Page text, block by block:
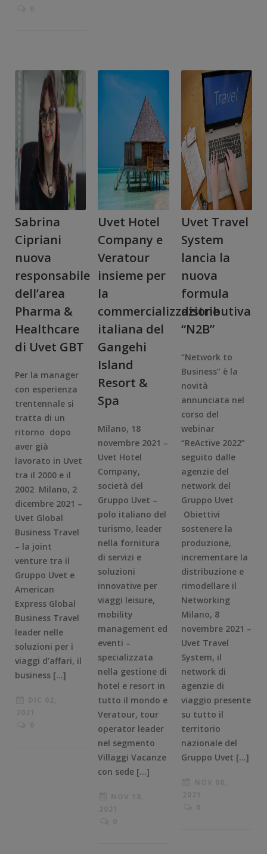
Sabrina
Cipriani
nuova
responsabile
dell’area
Pharma &
Healthcare
di Uvet GBT
Per la manager
con esperienza
trentennale si
tratta di un
ritorno dopo
aver già
lavorato in Uvet
tra il 2000 e il
2002 Milano, 2
dicembre 2021 –
Uvet Global
Business Travel
– la joint
venture tra il
Gruppo Uvet e
American
Express Global
Business Travel
leader nelle
soluzioni per i
viaggi d’affari, il
business […]
Uvet Hotel
Company e
Veratour
insieme per
la
commercializzazione
italiana del
Gangehi
Island
Resort &
Spa
Milano, 18
novembre 2021 –
Uvet Hotel
Company,
società del
Gruppo Uvet –
polo italiano del
turismo, leader
nella fornitura
di servizi e
soluzioni
innovative per
viaggi leisure,
mobility
management ed
eventi –
specializzata
nella gestione di
hotel e resort in
tutto il mondo e
Veratour, tour
operator leader
nel segmento
Villaggi Vacanze
con sede […]
Uvet Travel
System
lancia la
nuova
formula
distributiva
“N2B”
“Network to
Business” è la
novità
annunciata nel
corso del
webinar
“ReActive 2022”
seguito dalle
agenzie del
network del
Gruppo Uvet
Obiettivi
sostenere la
produzione,
incrementare la
distribuzione e
rimodellare il
Networking
Milano, 8
novembre 2021 –
Uvet Travel
System, il
network di
agenzie di
viaggio presente
su tutto il
territorio
nazionale del
Gruppo Uvet […]